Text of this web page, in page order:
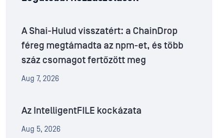
A Shai-Hulud visszatért: a ChainDrop
féreg megtámadta az npm-et, és több
száz csomagot fertőzött meg
Aug 7, 2026
Az IntelligentFILE kockázata
Aug 5, 2026